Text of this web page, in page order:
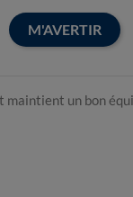
M'AVERTIR
un bon